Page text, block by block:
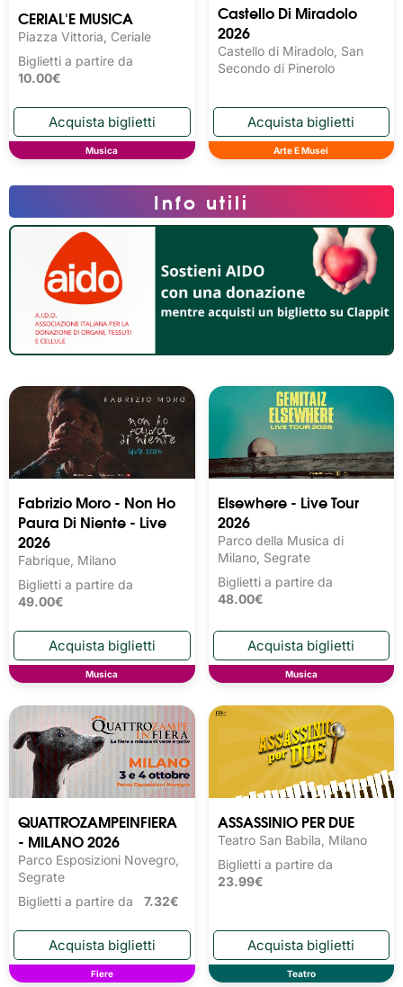
CERIAL'E MUSICA
Piazza Vittoria, Ceriale
Biglietti a partire da
10.00€
Musica
Castello Di Miradolo
2026
Castello di Miradolo, San
Secondo di Pinerolo
Arte E Musei
Fabrizio Moro - Non Ho
Paura Di Niente - Live
2026
Fabrique, Milano
Biglietti a partire da
49.00€
Musica
Elsewhere - Live Tour
2026
Parco della Musica di
Milano, Segrate
Biglietti a partire da
48.00€
Musica
QUATTROZAMPEINFIERA
- MILANO 2026
Parco Esposizioni Novegro,
Segrate
Biglietti a partire da 7.32€
Fiere
ASSASSINIO PER DUE
Teatro San Babila, Milano
Biglietti a partire da
23.99€
Teatro
Info utili